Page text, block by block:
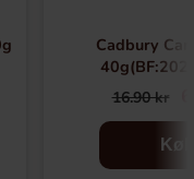
Cadbury
16.90 kr
Køb